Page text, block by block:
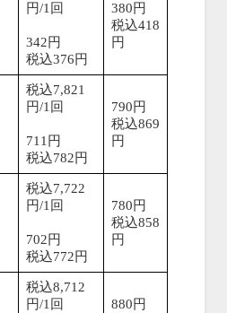
円/1回
342円
税込376円
380円
税込418
円
税込7,821
円/1回
711円
税込782円
790円
税込869
円
税込7,722
円/1回
702円
税込772円
780円
税込858
円
税込8,712
円/1回
880円